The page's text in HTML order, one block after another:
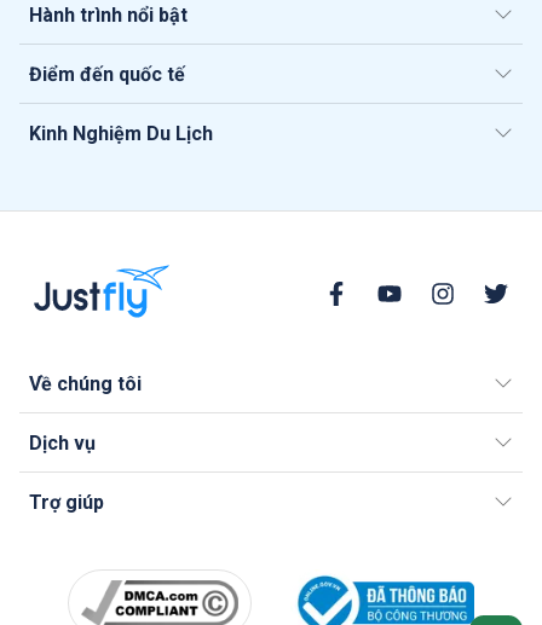
Hành trình nổi bật
Điểm đến quốc tế
Kinh Nghiệm Du Lịch
Về chúng tôi
Dịch vụ
Trợ giúp